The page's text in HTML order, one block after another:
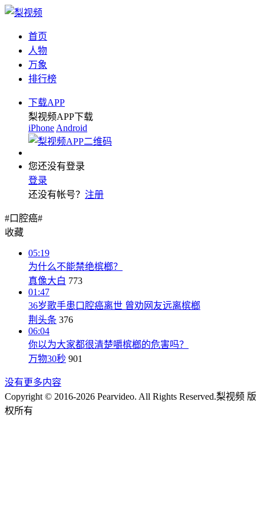
首页
人物
万象
排行榜
下载APP
梨视频APP下载
iPhone Android
您还没有登录
登录
还没有帐号？ 注册
#口腔癌#
收藏
05:19
为什么不能禁绝槟榔？
真像大白 773
01:47
36岁歌手患口腔癌离世 曾劝网友远离槟榔
荆头条 376
06:04
你以为大家都很清楚嚼槟榔的危害吗？
万物30秒 901
没有更多内容
Copyright © 2016-2026 Pearvideo. All Rights Reserved.梨视频 版
权所有